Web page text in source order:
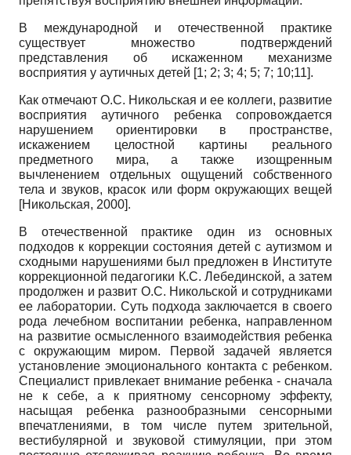
В международной и отечественной практике
существует множество подтверждений
представления об искаженном механизме
восприятия у аутичных детей [1; 2; 3; 4; 5; 7; 10;11].
Как отмечают О.С. Никольская и ее коллеги, развитие
восприятия аутичного ребенка сопровождается
нарушением ориентировки в пространстве,
искажением целостной картины реального
предметного мира, а также изощренным
вычленением отдельных ощущений собственного
тела и звуков, красок или форм окружающих вещей
[Никольская, 2000].
В отечественной практике один из основных
подходов к коррекции состояния детей с аутизмом и
сходными нарушениями был предложен в Институте
коррекционной педагогики К.С. Лебединской, а затем
продолжен и развит О.С. Никольской и сотрудниками
ее лаборатории. Суть подхода заключается в своего
рода лечебном воспитании ребенка, направленном
на развитие осмысленного взаимодействия ребенка
с окружающим миром. Первой задачей является
установление эмоционального контакта с ребенком.
Специалист привлекает внимание ребенка - сначала
не к себе, а к приятному сенсорному эффекту,
насыщая ребенка разнообразными сенсорными
впечатлениями, в том числе путем зрительной,
вестибулярной и звуковой стимуляции, при этом